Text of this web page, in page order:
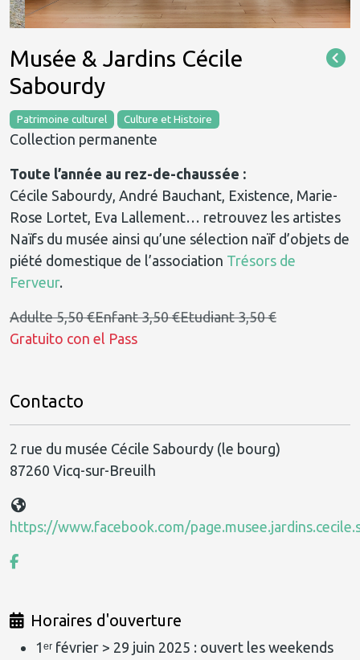
Musée & Jardins Cécile
Sabourdy
Patrimoine culturel Culture et Histoire
Collection permanente
Toute l’année au rez-de-chaussée :
Cécile Sabourdy, André Bauchant, Existence, Marie-
Rose Lortet, Eva Lallement… retrouvez les artistes
Naïfs du musée ainsi qu’une sélection naïf d’objets de
piété domestique de l’association Trésors de
Ferveur.
Adulte 5,50 €Enfant 3,50 €Etudiant 3,50 €
Gratuito con el Pass
Contacto
2 rue du musée Cécile Sabourdy (le bourg)
87260 Vicq-sur-Breuilh
https://www.facebook.com/
Horaires d'ouverture
1ᵉʳ février > 29 juin 2025 : ouvert les weekends